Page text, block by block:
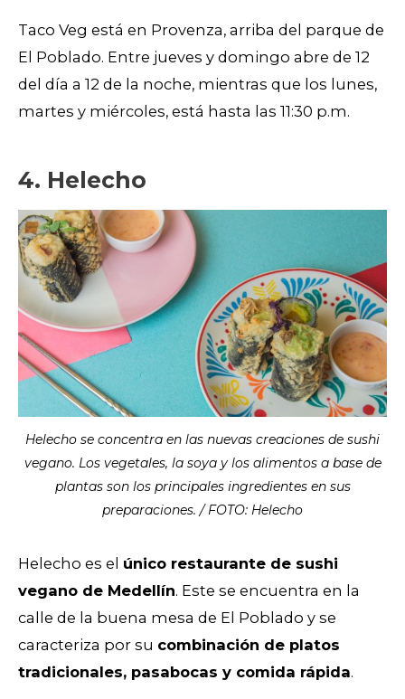
Taco Veg está en Provenza, arriba del parque de
El Poblado. Entre jueves y domingo abre de 12
del día a 12 de la noche, mientras que los lunes,
martes y miércoles, está hasta las 11:30 p.m.
4. Helecho
Helecho se concentra en las nuevas creaciones de sushi
vegano. Los vegetales, la soya y los alimentos a base de
plantas son los principales ingredientes en sus
preparaciones. / FOTO: Helecho
Helecho es el único restaurante de sushi
vegano de Medellín. Este se encuentra en la
calle de la buena mesa de El Poblado y se
caracteriza por su combinación de platos
tradicionales, pasabocas y comida rápida.